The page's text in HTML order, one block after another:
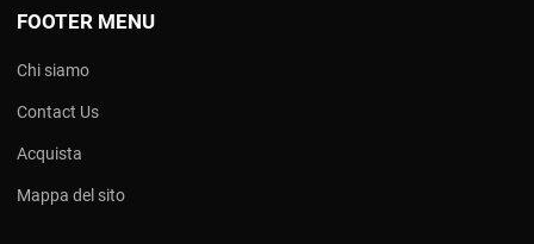
FOOTER MENU
Chi siamo
Contact Us
Acquista
Mappa del sito